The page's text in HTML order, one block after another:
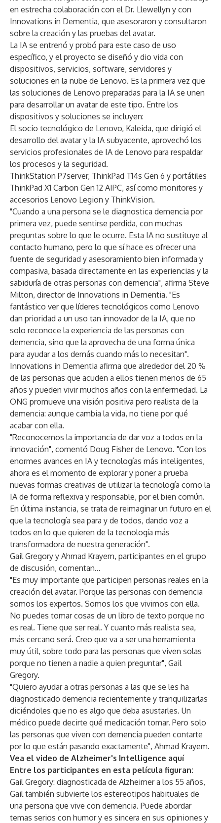
en estrecha colaboración con el Dr. Llewellyn y con
Innovations in Dementia, que asesoraron y consultaron
sobre la creación y las pruebas del avatar.
La IA se entrenó y probó para este caso de uso
específico, y el proyecto se diseñó y dio vida con
dispositivos, servicios, software, servidores y
soluciones en la nube de Lenovo. Es la primera vez que
las soluciones de Lenovo preparadas para la IA se unen
para desarrollar un avatar de este tipo. Entre los
dispositivos y soluciones se incluyen:
El socio tecnológico de Lenovo, Kaleida, que dirigió el
desarrollo del avatar y la IA subyacente, aprovechó los
servicios profesionales de IA de Lenovo para respaldar
los procesos y la seguridad.
ThinkStation P7server, ThinkPad T14s Gen 6 y portátiles
ThinkPad X1 Carbon Gen 12 AIPC, así como monitores y
accesorios Lenovo Legion y ThinkVision.
"Cuando a una persona se le diagnostica demencia por
primera vez, puede sentirse perdida, con muchas
preguntas sobre lo que le ocurre. Esta IA no sustituye al
contacto humano, pero lo que sí hace es ofrecer una
fuente de seguridad y asesoramiento bien informada y
compasiva, basada directamente en las experiencias y la
sabiduría de otras personas con demencia", afirma Steve
Milton, director de Innovations in Dementia. "Es
fantástico ver que líderes tecnológicos como Lenovo
dan prioridad a un uso tan innovador de la IA, que no
solo reconoce la experiencia de las personas con
demencia, sino que la aprovecha de una forma única
para ayudar a los demás cuando más lo necesitan".
Innovations in Dementia afirma que alrededor del 20 %
de las personas que acuden a ellos tienen menos de 65
años y pueden vivir muchos años con la enfermedad. La
ONG promueve una visión positiva pero realista de la
demencia: aunque cambia la vida, no tiene por qué
acabar con ella.
"Reconocemos la importancia de dar voz a todos en la
innovación", comentó Doug Fisher de Lenovo. "Con los
enormes avances en IA y tecnologías más inteligentes,
ahora es el momento de explorar y poner a prueba
nuevas formas creativas de utilizar la tecnología como la
IA de forma reflexiva y responsable, por el bien común.
En última instancia, se trata de reimaginar un futuro en el
que la tecnología sea para y de todos, dando voz a
todos en lo que quieren de la tecnología más
transformadora de nuestra generación".
Gail Gregory y Ahmad Krayem, participantes en el grupo
de discusión, comentan...
"Es muy importante que participen personas reales en la
creación del avatar. Porque las personas con demencia
somos los expertos. Somos los que vivimos con ella.
No puedes tomar cosas de un libro de texto porque no
es real. Tiene que ser real. Y cuanto más realista sea,
más cercano será. Creo que va a ser una herramienta
muy útil, sobre todo para las personas que viven solas
porque no tienen a nadie a quien preguntar", Gail
Gregory.
"Quiero ayudar a otras personas a las que se les ha
diagnosticado demencia recientemente y tranquilizarlas
diciéndoles que no es algo que deba asustarles. Un
médico puede decirte qué medicación tomar. Pero solo
las personas que viven con demencia pueden contarte
por lo que están pasando exactamente", Ahmad Krayem.
Vea el video de Alzheimer's Intelligence aquí
Entre los participantes en esta película figuran:
Gail Gregory: diagnosticada de Alzheimer a los 55 años,
Gail también subvierte los estereotipos habituales de
una persona que vive con demencia. Puede abordar
temas serios con humor y es sincera en sus opiniones y